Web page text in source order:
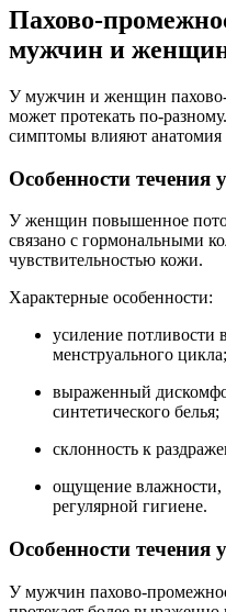
Пахово-
мужчин и
У мужчин и женщин
может протекать по-
симптомы влияют
Особенности течения
У женщин повышенное
связано с гормональными
чувствительностью кожи.
Характерные особенности:
усиление потливости
менструального цикла;
выраженный
синтетического белья;
склонность к
ощущение влажности,
регулярной гигиене.
Особенности течения
У мужчин пахово-